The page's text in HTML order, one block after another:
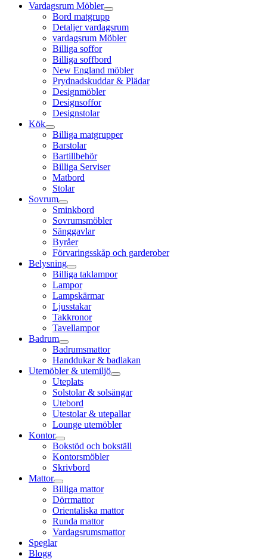
Vardagsrum Möbler
Bord matgrupp
Detaljer vardagsrum
vardagsrum Möbler
Billiga soffor
Billiga soffbord
New England möbler
Prydnadskuddar & Plädar
Designmöbler
Designsoffor
Designstolar
Kök
Billiga matgrupper
Barstolar
Bartillbehör
Billiga Serviser
Matbord
Stolar
Sovrum
Sminkbord
Sovrumsmöbler
Sänggavlar
Byråer
Förvaringsskåp och garderober
Belysning
Billiga taklampor
Lampor
Lampskärmar
Ljusstakar
Takkronor
Tavellampor
Badrum
Badrumsmattor
Handdukar & badlakan
Utemöbler & utemiljö
Uteplats
Solstolar & solsängar
Utebord
Utestolar & utepallar
Lounge utemöbler
Kontor
Bokstöd och bokställ
Kontorsmöbler
Skrivbord
Mattor
Billiga mattor
Dörrmattor
Orientaliska mattor
Runda mattor
Vardagsrumsmattor
Speglar
Blogg